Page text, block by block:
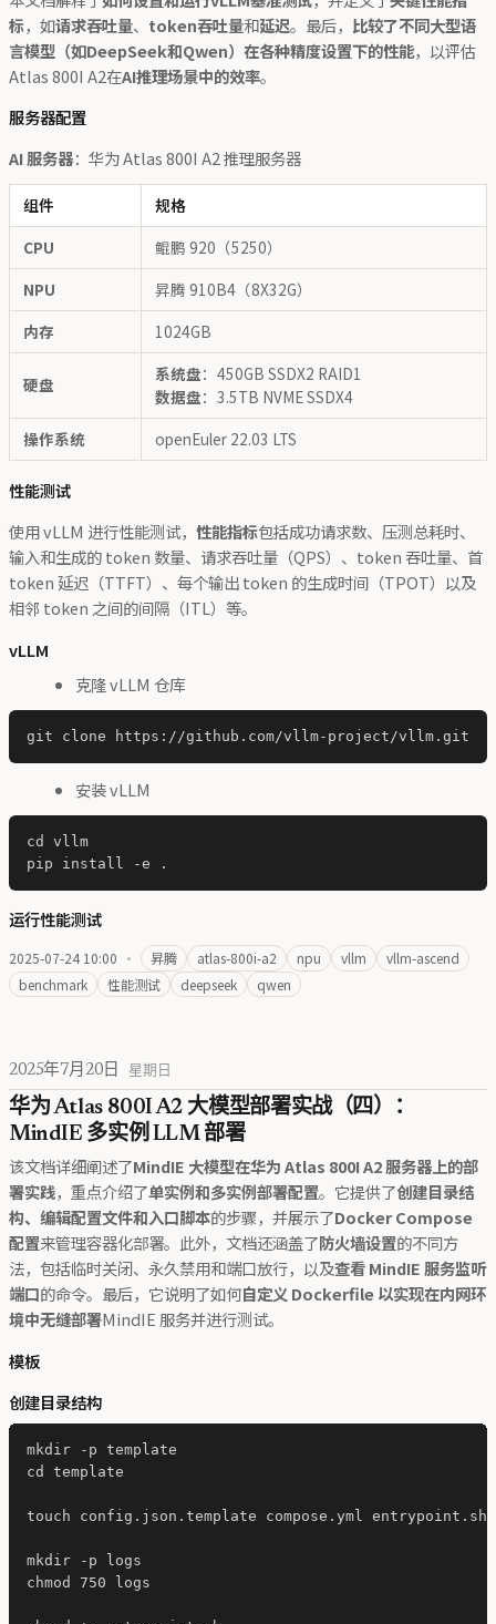
标，如请求吞吐量、 token吞吐量和延迟。最后， 比较了不同大型语
言模型（如DeepSeek和Qwen）在各种精度设置下的性能，以评估
Atlas 800I A2在AI推理场景中的效率。
服务器配置
AI 服务器：华为 Atlas 800I A2 推理服务器
组件
规格
CPU
鲲鹏 920（5250）
NPU
昇腾 910B4（8X32G）
内存
1024GB
硬盘 系统盘：450GB SSDX2 RAID1
数据盘：3.5TB NVME SSDX4
操作系统
openEuler 22.03 LTS
性能测试
使用 vLLM 进行性能测试， 性能指标包括成功请求数、压测总耗时、
输入和生成的 token 数量、请求吞吐量（QPS）、token 吞吐量、首
token 延迟（TTFT）、每个输出 token 的生成时间（TPOT）以及
相邻 token 之间的间隔（ITL）等。
vLLM
克隆 vLLM 仓库
安装 vLLM
cd vllm
运行性能测试
2025-07-24 10:00 · 昇腾 atlas-800i-a2 npu vllm
vllm-ascend
benchmark
性能测试 deepseek qwen
2025年7月20日 星期日
华为 Atlas 800I A2 大模型部署实战（四）：
MindIE 多实例 LLM 部署
该文档详细阐述了MindIE 大模型在华为 Atlas 800I A2 服务器上的部
署实践，重点介绍了单实例和多实例部署配置。它提供了创建目录结
构、编辑配置文件和入口脚本的步骤，并展示了Docker Compose
配置来管理容器化部署。此外，文档还涵盖了防火墙设置的不同方
法，包括临时关闭、永久禁用和端口放行，以及查看 MindIE 服务监听
端口的命令。最后，它说明了如何自定义 Dockerfile 以实现在内网环
境中无缝部署MindIE 服务并进行测试。
模板
创建目录结构
mkdir -p template
cd template
touch config.json.template compose.yml entrypoint.sh
mkdir -p logs
chmod 750 logs